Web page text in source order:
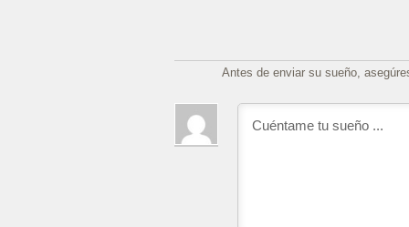
Antes de enviar su sueño,